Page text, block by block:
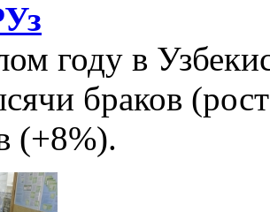
году в
браков
(+8%).